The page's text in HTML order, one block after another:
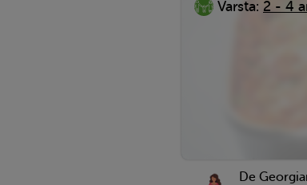
Varsta: 2 - 4
De